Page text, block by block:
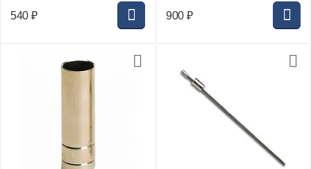
540 ₽ 900 ₽